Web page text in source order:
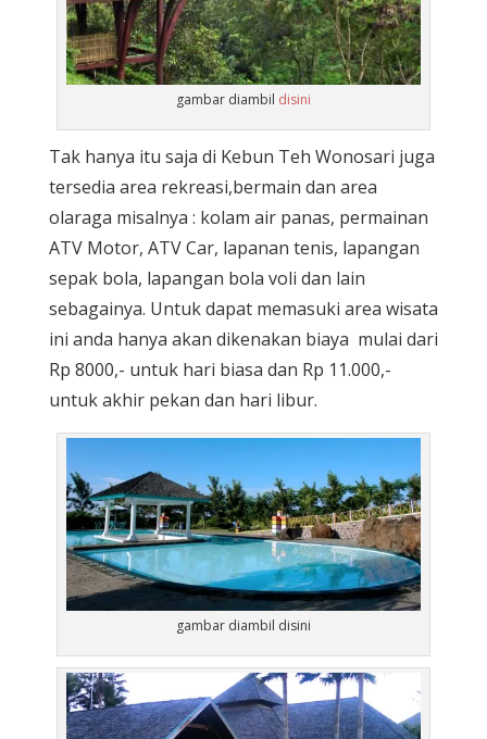
gambar diambil disini
Tak hanya itu saja di Kebun Teh Wonosari juga
tersedia area rekreasi,bermain dan area
olaraga misalnya : kolam air panas, permainan
ATV Motor, ATV Car, lapanan tenis, lapangan
sepak bola, lapangan bola voli dan lain
sebagainya. Untuk dapat memasuki area wisata
ini anda hanya akan dikenakan biaya mulai dari
Rp 8000,- untuk hari biasa dan Rp 11.000,-
untuk akhir pekan dan hari libur.
gambar diambil disini